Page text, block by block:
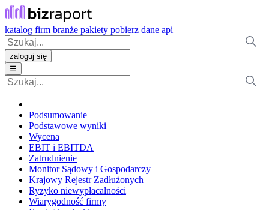
katalog firm branże pakiety pobierz dane api
zaloguj się
☰
Podsumowanie
Podstawowe wyniki
Wycena
EBIT i EBITDA
Zatrudnienie
Monitor Sądowy i Gospodarczy
Krajowy Rejestr Zadłużonych
Ryzyko niewypłacalności
Wiarygodność firmy